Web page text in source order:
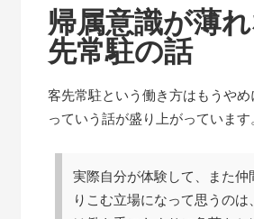
帰属意識が薄
先常駐の話
客先常駐という働き方はもうやめ
っていう話が盛り上がっています
実際自分が体験して、また仲
りこむ立場になって思うの